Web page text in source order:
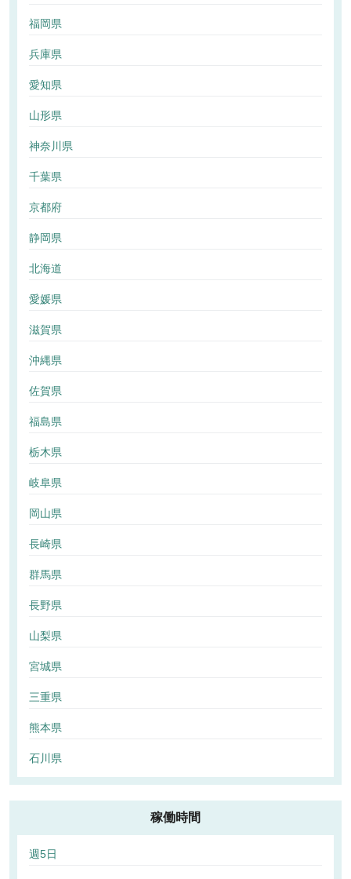
福岡県
兵庫県
愛知県
山形県
神奈川県
千葉県
京都府
静岡県
北海道
愛媛県
滋賀県
沖縄県
佐賀県
福島県
栃木県
岐阜県
岡山県
長崎県
群馬県
長野県
山梨県
宮城県
三重県
熊本県
石川県
稼働時間
週5日